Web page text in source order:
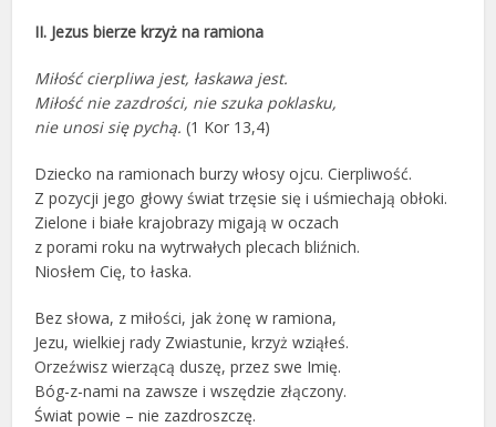
II. Jezus bierze krzyż na ramiona
Miłość cierpliwa jest, łaskawa jest.
Miłość nie zazdrości, nie szuka poklasku,
nie unosi się pychą.(1 Kor 13,4)
Dziecko na ramionach burzy włosy ojcu. Cierpliwość.
Z pozycji jego głowy świat trzęsie się i uśmiechają obłoki.
Zielone i białe krajobrazy migają w oczach
z porami roku na wytrwałych plecach bliźnich.
Niosłem Cię, to łaska.
Bez słowa, z miłości, jak żonę w ramiona,
Jezu, wielkiej rady Zwiastunie, krzyż wziąłeś.
Orzeźwisz wierzącą duszę, przez swe Imię.
Bóg-z-nami na zawsze i wszędzie złączony.
Świat powie – nie zazdroszczę.